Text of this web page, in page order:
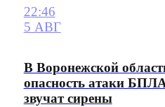
22:46
5 АВГ
В Воронежской
опасность атаки
звучат сирены